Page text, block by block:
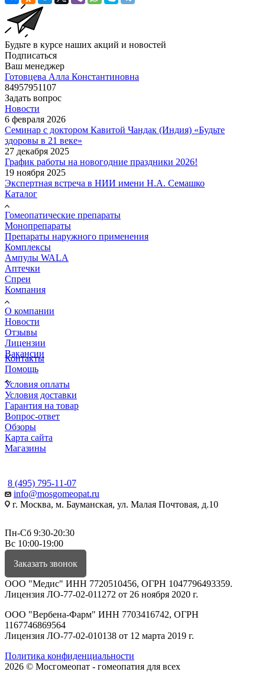
Будьте в курсе наших акций и новостей
Подписаться
Ваш менеджер
Готовцева Алла Константиновна
84957951107
Задать вопрос
Новости
6 февраля 2026
Семинар с доктором Кавитой Чандак (Индия) «Будьте
здоровы в 21 веке»
27 декабря 2025
График работы на новогодние праздники 2026!
19 ноября 2025
Экспертная встреча в НИИ имени Н.А. Семашко
Каталог
Гомеопатические препараты
Монопрепараты
Препараты наружного применения
Комплексы
Ампулы WALA
Аптечки
Спреи
Компания
О компании
Новости
Отзывы
Лицензии
Вакансии
Контакты
Помощь
Условия оплаты
Условия доставки
Гарантия на товар
Вопрос-ответ
Обзоры
Карта сайта
Магазины
8 (495) 795-11-07
info@mosgomeopat.ru
г. Москва, м. Бауманская, ул. Малая Почтовая, д.10
Пн-Сб 9:30-20:30
Вс 10:00-19:00
Заказать звонок
ООО "Медис" ИНН 7720510456, ОГРН 1047796493359.
Лицензия ЛО-77-02-011272 от 26 ноября 2020 г.
ООО "Вербена-Фарм" ИНН 7703416742, ОГРН
1167746869564
Лицензия ЛО-77-02-010138 от 12 марта 2019 г.
Политика конфиденциальности
2026 © Мосгомеопат - гомеопатия для всех